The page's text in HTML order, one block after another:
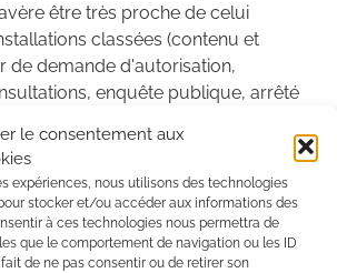
le consentement aux
expériences, nous utilisons des technologies
stocker et/ou accéder aux informations des
à ces technologies nous permettra de
que le comportement de navigation ou les ID
de ne pas consentir ou de retirer son
être très proche de celui
classées (contenu et
de demande d'autorisation,
enquête publique, arrêté
des droits acquis pour les
institution des servitudes